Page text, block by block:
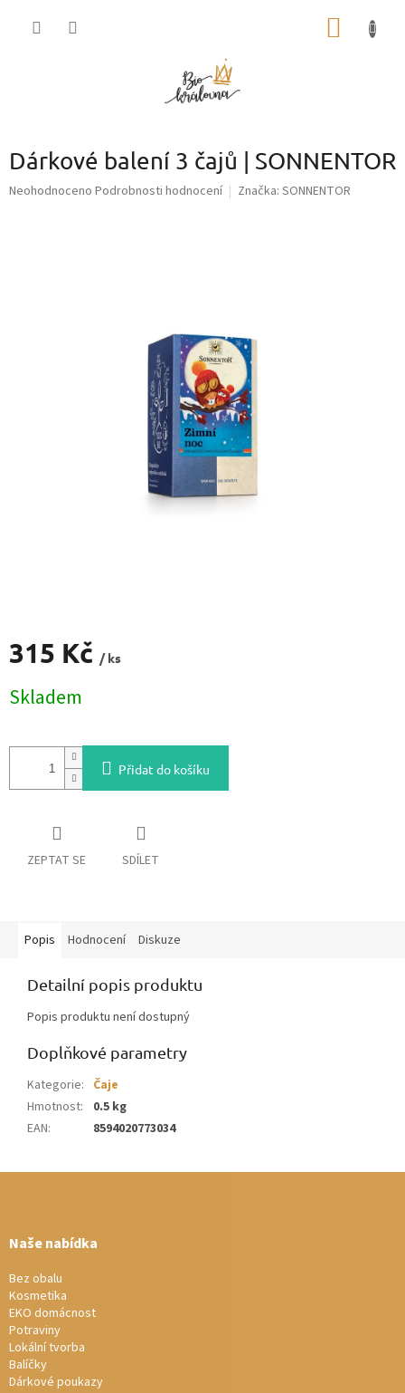
Dárkové balení 3 čajů | SONNENTOR
Průměrné
Neohodnoceno Podrobnosti hodnocení Značka: SONNENTOR
315 Kč / ks
cena:
Skladem
Přidat do košíku
ZEPTAT SE SDÍLET
Popis Hodnocení Diskuze
Detailní popis produktu
Popis produktu není dostupný
Doplňkové parametry
Kategorie: Čaje
Hmotnost:
0.5 kg
EAN: 8594020773034
Naše nabídka
Bez obalu
Kosmetika
EKO domácnost
Potraviny
Lokální tvorba
Balíčky
Dárkové poukazy